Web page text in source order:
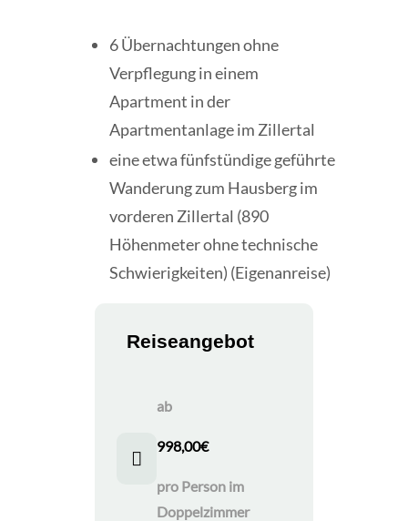
6 Übernachtungen ohne
Verpflegung in einem
Apartment in der
Apartmentanlage im Zillertal
eine etwa fünfstündige geführte
Wanderung zum Hausberg im
vorderen Zillertal (890
Höhenmeter ohne technische
Schwierigkeiten) (Eigenanreise)
Reiseangebot
ab
998,00€
pro Person im
Doppelzimmer